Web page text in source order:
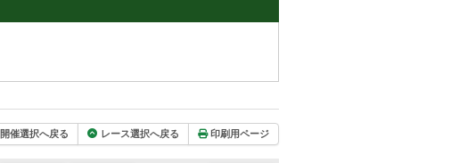
開催選択へ戻る レース選択へ戻る 印刷用ページ